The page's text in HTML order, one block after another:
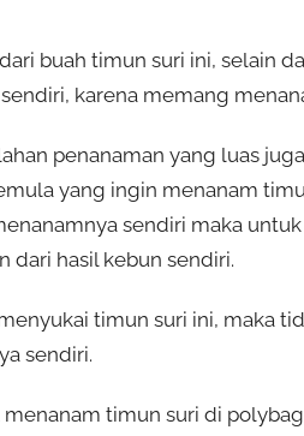
buah timun suri ini, selain
karena memang
penanaman yang luas
yang ingin menanam
sendiri maka
dari hasil kebun sendiri.
timun suri ini, maka
sendiri.
timun suri di